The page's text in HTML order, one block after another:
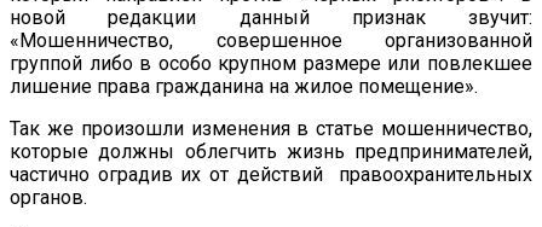
новой редакции данный признак звучит:
«Мошенничество, совершенное организованной
группой либо в особо крупном размере или повлекшее
лишение права гражданина на жилое помещение».
Так же произошли изменения в статье мошенничество,
которые должны облегчить жизнь предпринимателей,
частично оградив их от действий правоохранительных
органов.